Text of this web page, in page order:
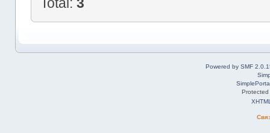
Total: 3
Powered by SMF